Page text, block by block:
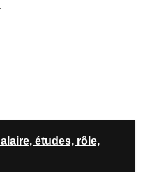
études, rôle,